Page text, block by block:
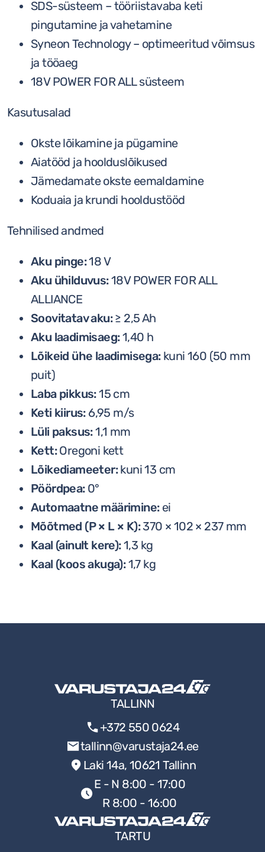
SDS-süsteem – tööriistavaba keti
pingutamine ja vahetamine
Syneon Technology – optimeeritud võimsus
ja tööaeg
18V POWER FOR ALL süsteem
Kasutusalad
Okste lõikamine ja pügamine
Aiatööd ja hoolduslõikused
Jämedamate okste eemaldamine
Koduaia ja krundi hooldustööd
Tehnilised andmed
Aku pinge:18 V
Aku ühilduvus:18V POWER FOR ALL
ALLIANCE
Soovitatav aku:≥ 2,5 Ah
Aku laadimisaeg:1,40 h
Lõikeid ühe laadimisega:kuni 160 (50 mm
puit)
Laba pikkus:15 cm
Keti kiirus:6,95 m/s
Lüli paksus:1,1 mm
Kett:Oregoni kett
Lõikediameeter:kuni 13 cm
Pöördpea:0°
Automaatne määrimine:ei
Mõõtmed (P × L × K):370 × 102 × 237 mm
Kaal (ainult kere):1,3 kg
Kaal (koos akuga):1,7 kg
TALLINN
+372 550 0624
tallinn@varustaja24.ee
Laki 14a, 10621 Tallinn
E - N 8:00 - 17:00
R 8:00 - 16:00
TARTU